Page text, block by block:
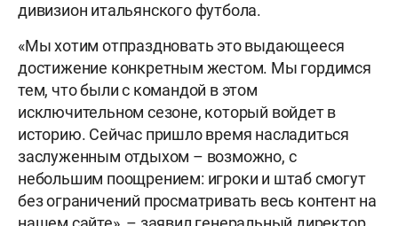
дивизион итальянского футбола.
«Мы хотим отпраздновать это выдающееся
достижение конкретным жестом. Мы гордимся
тем, что были с командой в этом
исключительном сезоне, который войдет в
историю. Сейчас пришло время насладиться
заслуженным отдыхом – возможно, с
небольшим поощрением: игроки и штаб смогут
без ограничений просматривать весь контент на